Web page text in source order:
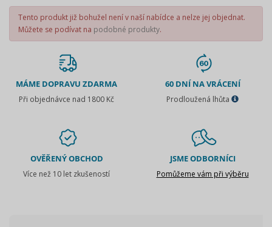
Tento produkt již bohužel není v naší nabídce a nelze jej objednat.
Můžete se podívat na podobné produkty.
MÁME DOPRAVU ZDARMA
Při objednávce nad 1800 Kč
60 DNÍ NA VRÁCENÍ
Prodloužená lhůta
OVĚŘENÝ OBCHOD
Více než 10 let zkušeností
JSME ODBORNÍCI
Pomůžeme vám při výběru